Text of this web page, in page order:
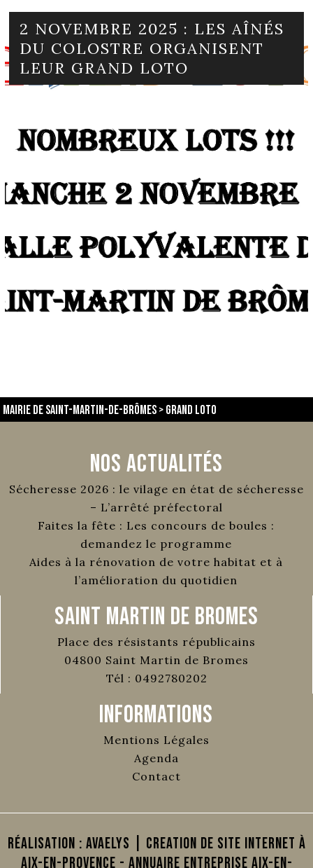
2 NOVEMBRE 2025 : LES AÎNÉS
DU COLOSTRE ORGANISENT
LEUR GRAND LOTO
Mairie de Saint-Martin-de-Brômes>Grand loto
Nos Actualités
Sécheresse 2026 : le vilage en état de sécheresse
– L’arrêté préfectoral
Faites la fête : Les concours de boules :
demandez le programme
Aides à la rénovation de votre habitat et à
l’amélioration du quotidien
Saint Martin de Bromes
Place des résistants républicains
04800 Saint Martin de Bromes
Tél : 0492780202
Informations
Mentions Légales
Agenda
Contact
Réalisation : AVAELYS | Creation de site internet à
Aix-en-Provence - Annuaire Entreprise Aix-en-